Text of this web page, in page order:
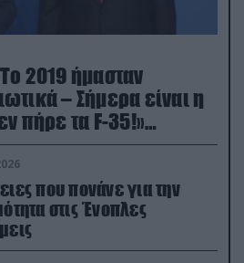
2019 ήμασταν
– Σήμερα είναι η
πήρε τα F-35!»
που πονάνε για την
στις Ένοπλες